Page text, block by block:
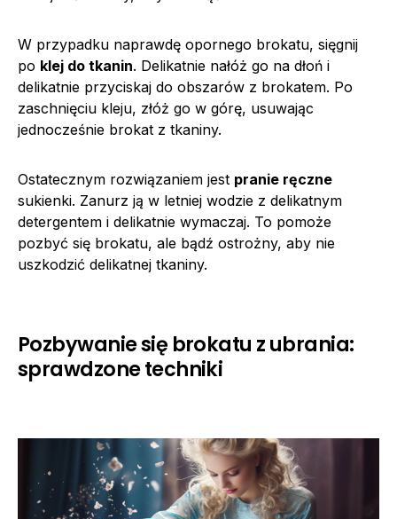
W przypadku naprawdę opornego brokatu, sięgnij
po klej do tkanin. Delikatnie nałóż go na dłoń i
delikatnie przyciskaj do obszarów z brokatem. Po
zaschnięciu kleju, złóż go w górę, usuwając
jednocześnie brokat z tkaniny.
Ostatecznym rozwiązaniem jest pranie ręczne
sukienki. Zanurz ją w letniej wodzie z delikatnym
detergentem i delikatnie wymaczaj. To pomoże
pozbyć się brokatu, ale bądź ostrożny, aby nie
uszkodzić delikatnej tkaniny.
Pozbywanie się brokatu z ubrania:
sprawdzone techniki